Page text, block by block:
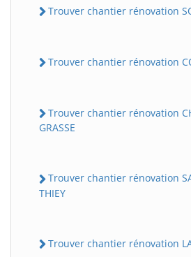
Trouver chantier rénovation
Trouver chantier rénovation
Trouver chantier rénovation
GRASSE
Trouver chantier rénovation
THIEY
Trouver chantier rénovation